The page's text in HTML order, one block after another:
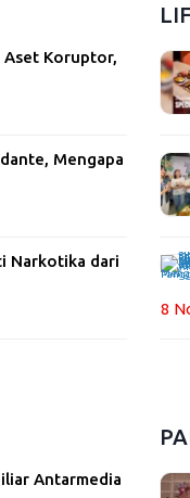
Aset Koruptor,
Mengapa
Narkotika dari
8
Antarmedia